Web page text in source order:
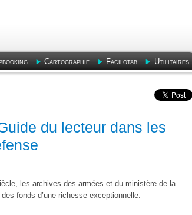
Cartographie Facilotab Utilitaires
du lecteur dans les
les archives des armées et du ministère de la
fonds d’une richesse exceptionnelle.